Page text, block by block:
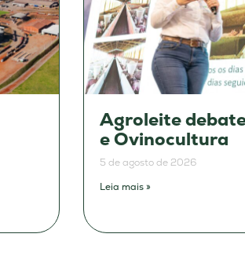
Agroleite
e Ovinocultura
5 de agosto de 2026
Leia mais »